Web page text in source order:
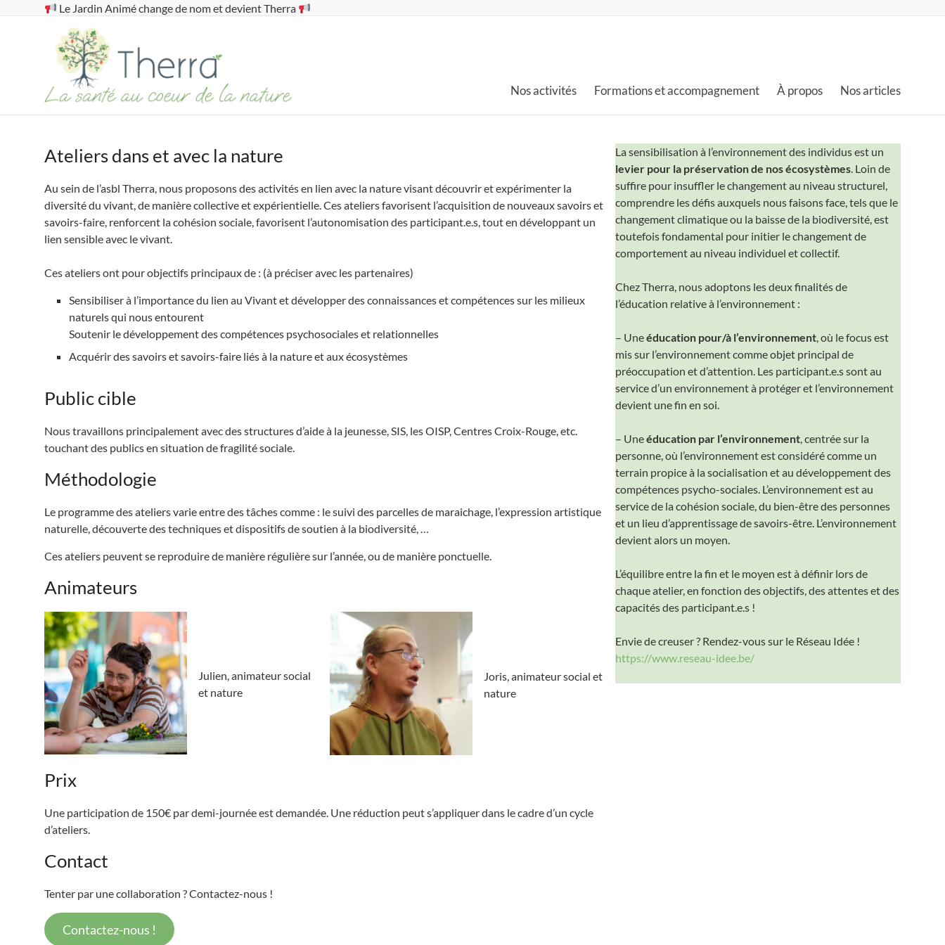
Le Jardin Animé change de nom et devient Therra
Therra
santé
au
la
Nos activités Formations et accompagnement À propos Nos articles
Ateliers dans et avec la nature
Au sein de l’asbl Therra, nous proposons des activités en lien avec la nature visant découvrir et expérimenter la
diversité du vivant, de manière collective et expérientielle. Ces ateliers favorisent l’acquisition de nouveaux savoirs et
savoirs-faire, renforcent la cohésion sociale, favorisent l’autonomisation des participant.e.s, tout en développant un
lien sensible avec le vivant.
Ces ateliers ont pour objectifs principaux de : (à préciser avec les partenaires)
Sensibiliser à l’importance du lien au Vivant et développer des connaissances et compétences sur les milieux
naturels qui nous entourent
Soutenir le développement des compétences psychosociales et relationnelles
Acquérir des savoirs et savoirs-faire liés à la nature et aux écosystèmes
Public cible
Nous travaillons principalement avec des structures d’aide à la jeunesse, SIS, les OISP, Centres Croix-Rouge, etc.
touchant des publics en situation de fragilité sociale.
Méthodologie
Le programme des ateliers varie entre des tâches comme : le suivi des parcelles de maraichage, l’expression artistique
naturelle, découverte des techniques et dispositifs de soutien à la biodiversité, …
Ces ateliers peuvent se reproduire de manière régulière sur l’année, ou de manière ponctuelle.
Animateurs
Julien, animateur social
et nature
Joris, animateur social et
nature
Prix
Une participation de 150€ par demi-journée est demandée. Une réduction peut s’appliquer dans le cadre d’un cycle
d’ateliers.
Contact
Tenter par une collaboration ? Contactez-nous !
Contactez-nous !
La sensibilisation à l’environnement des individus est un
levier pour la préservation de nos écosystèmes. Loin de
suffire pour insuffler le changement au niveau structurel,
comprendre les défis auxquels nous faisons face, tels que le
changement climatique ou la baisse de la biodiversité, est
toutefois fondamental pour initier le changement de
comportement au niveau individuel et collectif.
Chez Therra, nous adoptons les deux finalités de
l’éducation relative à l’environnement :
– Uneéducation pour/à l’environnement, où le focus est
mis sur l’environnement comme objet principal de
préoccupation et d’attention. Les participant.e.s sont au
service d’un environnement à protéger et l’environnement
devient une fin en soi.
– Uneéducation par l’environnement, centrée sur la
personne, où l’environnement est considéré comme un
terrain propice à la socialisation et au développement des
compétences psycho-sociales. L’environnement est au
service de la cohésion sociale, du bien-être des personnes
et un lieu d’apprentissage de savoirs-être. L’environnement
devient alors un moyen.
L’équilibre entre la fin et le moyen est à définir lors de
chaque atelier, en fonction des objectifs, des attentes et des
capacités des participant.e.s !
Envie de creuser ? Rendez-vous sur le Réseau Idée !
https://www.reseau-idee.be/